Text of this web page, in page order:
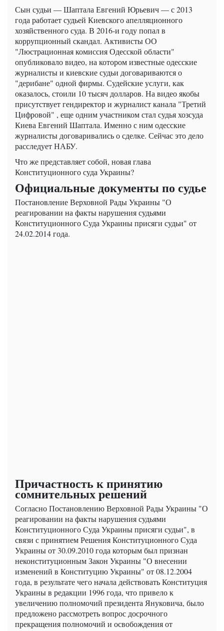
Сын судьи — Шаптала Евгений Юрьевич — с 2013
года работает судьей Киевского апелляционного
хозяйственного суда. В 2016-и году попал в
коррупционный скандал. Активисты ОО
"Люстрационная комиссия Одесской области"
опубликовало видео, на котором известные одесские
журналисты и киевские судьи договариваются о
"дерибане" одной фирмы. Судейские услуги, как
оказалось, стоили 10 тысяч долларов. На видео якобы
присутствует гендиректор и журналист канала "Третий
Цифровой" , еще одним участником стал судья хозсуда
Киева Евгений Шаптала. Именно с ним одесские
журналисты договаривались о сделке. Сейчас это дело
расследует НАБУ.
Что же представляет собой, новая глава
Конституционного суда Украины?
Официальные документы по судье
Постановление Верховной Рады Украины "О
реагировании на факты нарушения судьями
Конституционного Суда Украины присяги судьи" от
24.02.2014 года.
Причастность к принятию
сомнительных решений
Согласно Постановлению Верховной Рады Украины "О
реагировании на факты нарушения судьями
Конституционного Суда Украины присяги судьи", в
связи с принятием Решения Конституционного Суда
Украины от 30.09.2010 года которым был признан
неконституционным Закон Украины "О внесении
изменений в Конституцию Украины" от 08.12.2004
года, в результате чего начала действовать Конституция
Украины в редакции 1996 года, что привело к
увеличению полномочий президента Януковича, было
предложено рассмотреть вопрос досрочного
прекращения полномочий и освобождения от